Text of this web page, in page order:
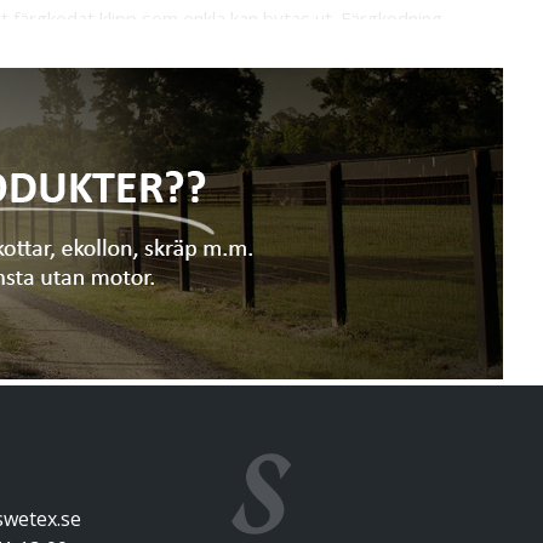
klipp som enkla kan bytas ut. Färgkodning